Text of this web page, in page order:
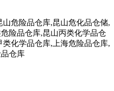
危险品仓库,昆山危化品仓储,
险品仓库,昆山丙类化学品仓
化学品仓库,上海危险品仓库,
仓库